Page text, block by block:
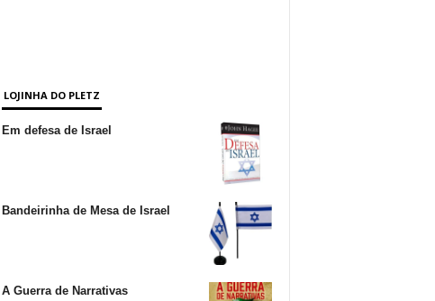
LOJINHA DO PLETZ
Em defesa de Israel
Bandeirinha de Mesa de Israel
A Guerra de Narrativas